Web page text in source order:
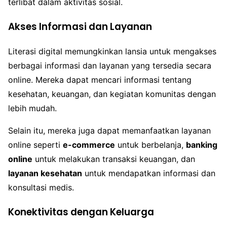
Akses Informasi dan Layanan
Literasi digital memungkinkan lansia untuk mengakses
berbagai informasi dan layanan yang tersedia secara
online. Mereka dapat mencari informasi tentang
kesehatan, keuangan, dan kegiatan komunitas dengan
lebih mudah.
Selain itu, mereka juga dapat memanfaatkan layanan
online seperti e-commerce untuk berbelanja, banking
online untuk melakukan transaksi keuangan, dan
layanan kesehatan untuk mendapatkan informasi dan
konsultasi medis.
Konektivitas dengan Keluarga